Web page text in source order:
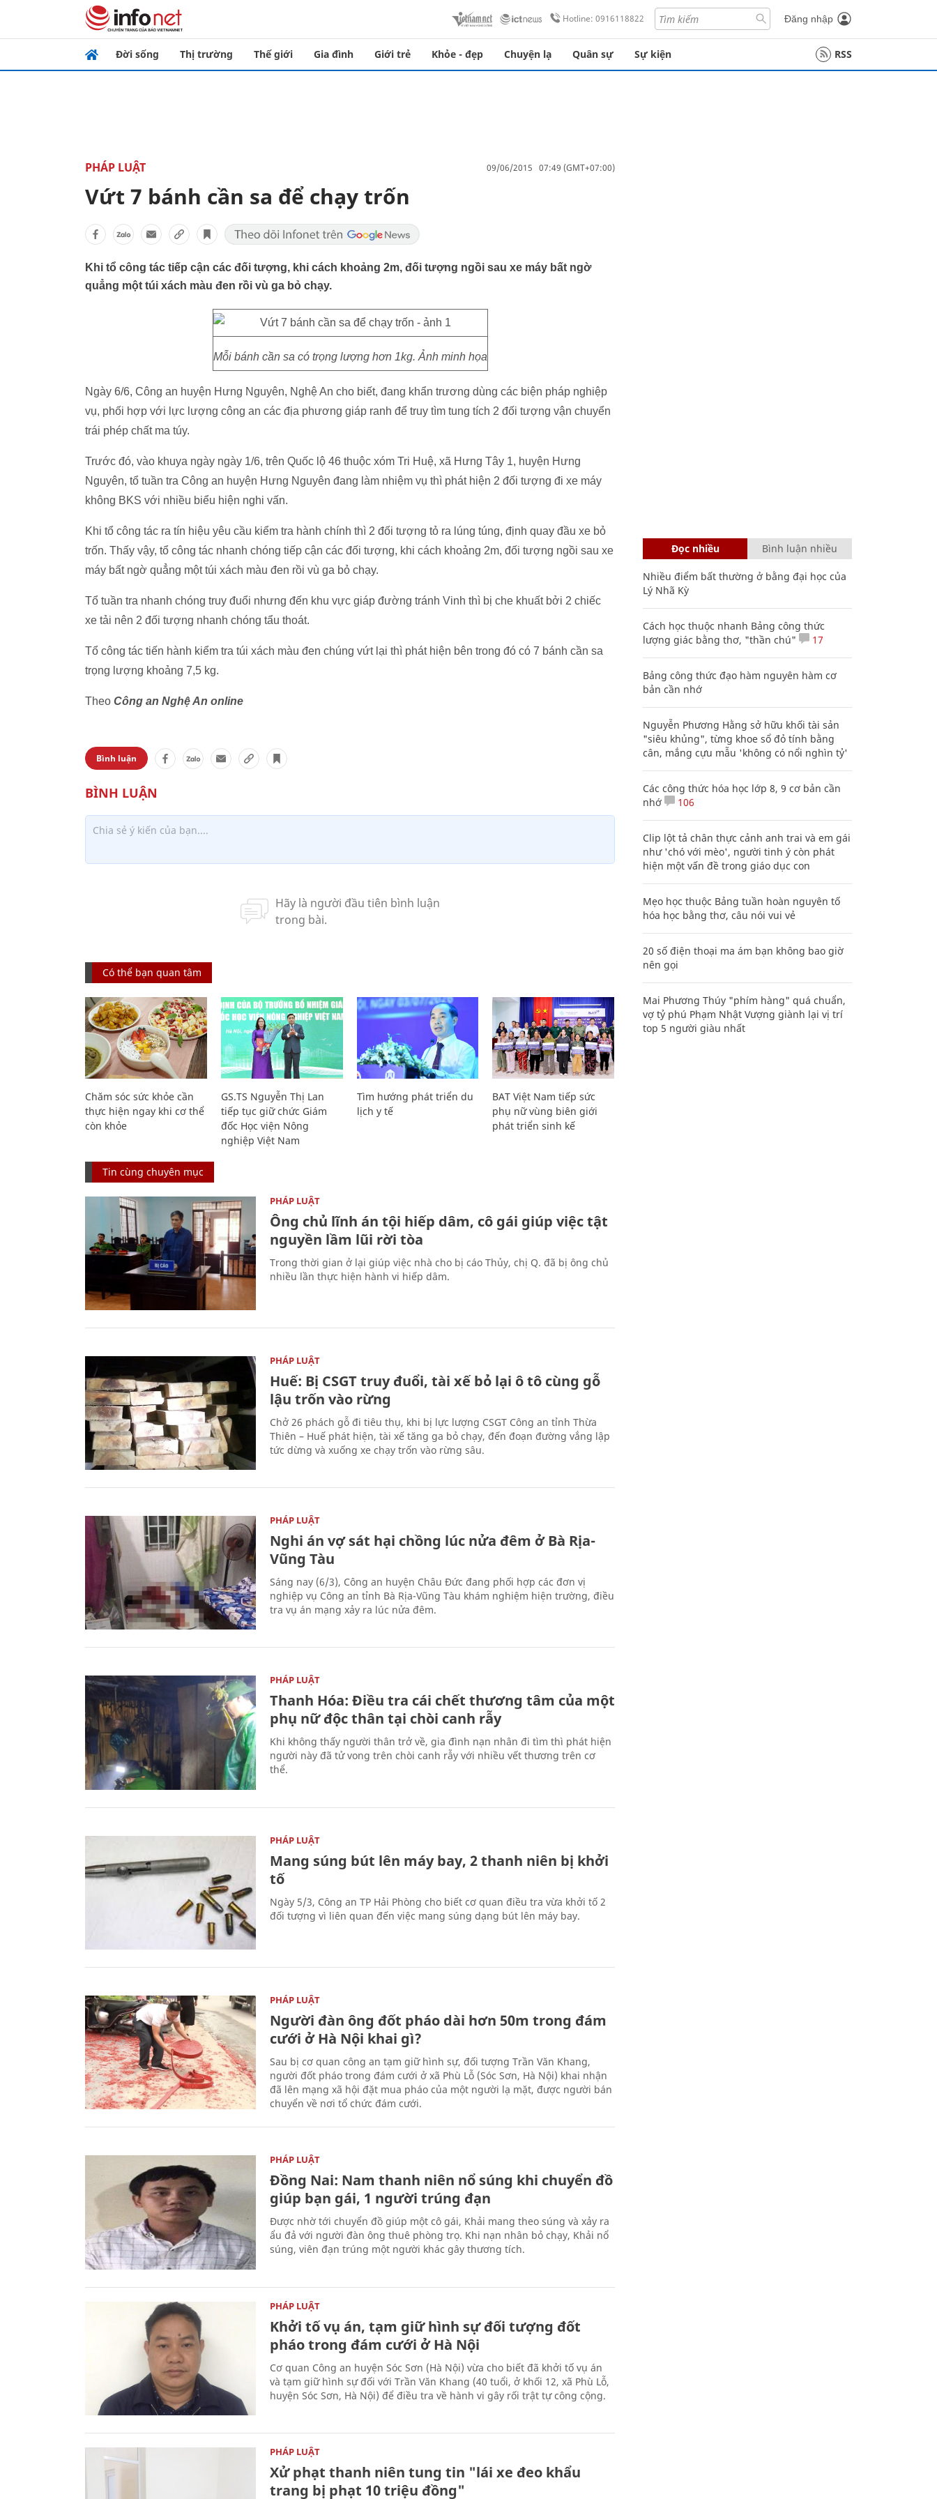
Hotline: 0916118822 Đăng nhập
Đời sống Thị trường Thế giới Gia đình Giới trẻ Khỏe - đẹp Chuyện lạ Quân sự Sự kiện RSS
PHÁP LUẬT 09/06/2015 07:49 (GMT+07:00)
Vứt 7 bánh cần sa để chạy trốn
Khi tổ công tác tiếp cận các đối tượng, khi cách khoảng 2m, đối tượng ngồi sau xe máy bất ngờ
quẳng một túi xách màu đen rồi vù ga bỏ chạy.
Mỗi bánh cần sa có trọng lượng hơn 1kg. Ảnh minh họa
Ngày 6/6, Công an huyện Hưng Nguyên, Nghệ An cho biết, đang khẩn trương dùng các biện pháp nghiệp
vụ, phối hợp với lực lượng công an các địa phương giáp ranh để truy tìm tung tích 2 đối tượng vận chuyển
trái phép chất ma túy.
Trước đó, vào khuya ngày ngày 1/6, trên Quốc lộ 46 thuộc xóm Tri Huệ, xã Hưng Tây 1, huyện Hưng
Nguyên, tổ tuần tra Công an huyện Hưng Nguyên đang làm nhiệm vụ thì phát hiện 2 đối tượng đi xe máy
không BKS với nhiều biểu hiện nghi vấn.
Khi tổ công tác ra tín hiệu yêu cầu kiểm tra hành chính thì 2 đối tượng tỏ ra lúng túng, định quay đầu xe bỏ
trốn. Thấy vậy, tổ công tác nhanh chóng tiếp cận các đối tượng, khi cách khoảng 2m, đối tượng ngồi sau xe
máy bất ngờ quẳng một túi xách màu đen rồi vù ga bỏ chạy.
Tổ tuần tra nhanh chóng truy đuổi nhưng đến khu vực giáp đường tránh Vinh thì bị che khuất bởi 2 chiếc
xe tải nên 2 đối tượng nhanh chóng tẩu thoát.
Tổ công tác tiến hành kiểm tra túi xách màu đen chúng vứt lại thì phát hiện bên trong đó có 7 bánh cần sa
trọng lượng khoảng 7,5 kg.
Theo Công an Nghệ An online
Bình luận
Có thể bạn quan tâm
Chăm sóc sức khỏe cần
thực hiện ngay khi cơ thể
còn khỏe
GS.TS Nguyễn Thị Lan
tiếp tục giữ chức Giám
đốc Học viện Nông
nghiệp Việt Nam
Tìm hướng phát triển du
lịch y tế
BAT Việt Nam tiếp sức
phụ nữ vùng biên giới
phát triển sinh kế
Tin cùng chuyên mục
PHÁP LUẬT
Ông chủ lĩnh án tội hiếp dâm, cô gái giúp việc tật
nguyền lầm lũi rời tòa
Trong thời gian ở lại giúp việc nhà cho bị cáo Thủy, chị Q. đã bị ông chủ
nhiều lần thực hiện hành vi hiếp dâm.
PHÁP LUẬT
Huế: Bị CSGT truy đuổi, tài xế bỏ lại ô tô cùng gỗ
lậu trốn vào rừng
Chở 26 phách gỗ đi tiêu thụ, khi bị lực lượng CSGT Công an tỉnh Thừa
Thiên – Huế phát hiện, tài xế tăng ga bỏ chạy, đến đoạn đường vắng lập
tức dừng và xuống xe chạy trốn vào rừng sâu.
PHÁP LUẬT
Nghi án vợ sát hại chồng lúc nửa đêm ở Bà Rịa-
Vũng Tàu
Sáng nay (6/3), Công an huyện Châu Đức đang phối hợp các đơn vị
nghiệp vụ Công an tỉnh Bà Rịa-Vũng Tàu khám nghiệm hiện trường, điều
tra vụ án mạng xảy ra lúc nửa đêm.
PHÁP LUẬT
Thanh Hóa: Điều tra cái chết thương tâm của một
phụ nữ độc thân tại chòi canh rẫy
Khi không thấy người thân trở về, gia đình nạn nhân đi tìm thì phát hiện
người này đã tử vong trên chòi canh rẫy với nhiều vết thương trên cơ
thể.
PHÁP LUẬT
Mang súng bút lên máy bay, 2 thanh niên bị khởi
tố
Ngày 5/3, Công an TP Hải Phòng cho biết cơ quan điều tra vừa khởi tố 2
đối tượng vì liên quan đến việc mang súng dạng bút lên máy bay.
PHÁP LUẬT
Người đàn ông đốt pháo dài hơn 50m trong đám
cưới ở Hà Nội khai gì?
Sau bị cơ quan công an tạm giữ hình sự, đối tượng Trần Văn Khang,
người đốt pháo trong đám cưới ở xã Phù Lỗ (Sóc Sơn, Hà Nội) khai nhận
đã lên mạng xã hội đặt mua pháo của một người lạ mặt, được người bán
chuyển về nơi tổ chức đám cưới.
PHÁP LUẬT
Đồng Nai: Nam thanh niên nổ súng khi chuyển đồ
giúp bạn gái, 1 người trúng đạn
Được nhờ tới chuyển đồ giúp một cô gái, Khải mang theo súng và xảy ra
ẩu đả với người đàn ông thuê phòng trọ. Khi nạn nhân bỏ chạy, Khải nổ
súng, viên đạn trúng một người khác gây thương tích.
PHÁP LUẬT
Khởi tố vụ án, tạm giữ hình sự đối tượng đốt
pháo trong đám cưới ở Hà Nội
Cơ quan Công an huyện Sóc Sơn (Hà Nội) vừa cho biết đã khởi tố vụ án
và tạm giữ hình sự đối với Trần Văn Khang (40 tuổi, ở khối 12, xã Phù Lỗ,
huyện Sóc Sơn, Hà Nội) để điều tra về hành vi gây rối trật tự công cộng.
PHÁP LUẬT
Xử phạt thanh niên tung tin "lái xe đeo khẩu
trang bị phạt 10 triệu đồng"
Đọc nhiều Bình luận nhiều
Nhiều điểm bất thường ở bằng đại học của
Lý Nhã Kỳ
Cách học thuộc nhanh Bảng công thức
lượng giác bằng thơ, "thần chú"
17
Bảng công thức đạo hàm nguyên hàm cơ
bản cần nhớ
Nguyễn Phương Hằng sở hữu khối tài sản
"siêu khủng", từng khoe sổ đỏ tính bằng
cân, mắng cựu mẫu 'không có nổi nghìn tỷ'
Các công thức hóa học lớp 8, 9 cơ bản cần
nhớ
106
Clip lột tả chân thực cảnh anh trai và em gái
như 'chó với mèo', người tinh ý còn phát
hiện một vấn đề trong giáo dục con
Mẹo học thuộc Bảng tuần hoàn nguyên tố
hóa học bằng thơ, câu nói vui vẻ
20 số điện thoại ma ám bạn không bao giờ
nên gọi
Mai Phương Thúy "phím hàng" quá chuẩn,
vợ tỷ phú Phạm Nhật Vượng giành lại vị trí
top 5 người giàu nhất